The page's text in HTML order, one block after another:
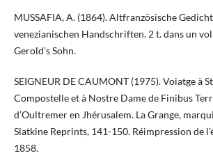
MUSSAFIA, A. (1864). Altfranzösische
venezianischen Handschriften. 2 t. dans un
Gerold's Sohn.
SEIGNEUR DE CAUMONT (1975). Voiatge à
Compostelle et à Nostre Dame de Finibus
d’Oultremer en Jhérusalem. La Grange,
Slatkine Reprints, 141-150. Réimpression de
1858.